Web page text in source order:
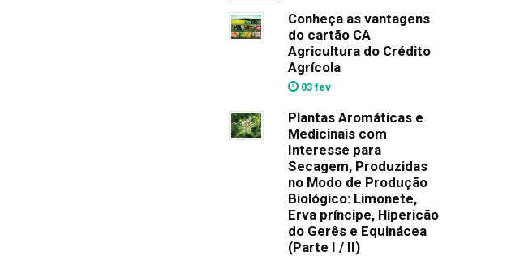
Conheça as vantagens
do cartão CA
Agricultura do Crédito
Agrícola
03 fev
Plantas Aromáticas e
Medicinais com
Interesse para
Secagem, Produzidas
no Modo de Produção
Biológico: Limonete,
Erva príncipe, Hipericão
do Gerês e Equinácea
(Parte I / II)